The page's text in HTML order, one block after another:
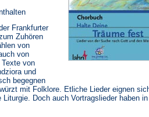
Frankfurter
Zuhören
von
von
von
und
begegnen
mit Folklore. Etliche Lieder eignen
Doch auch Vortragslieder haben